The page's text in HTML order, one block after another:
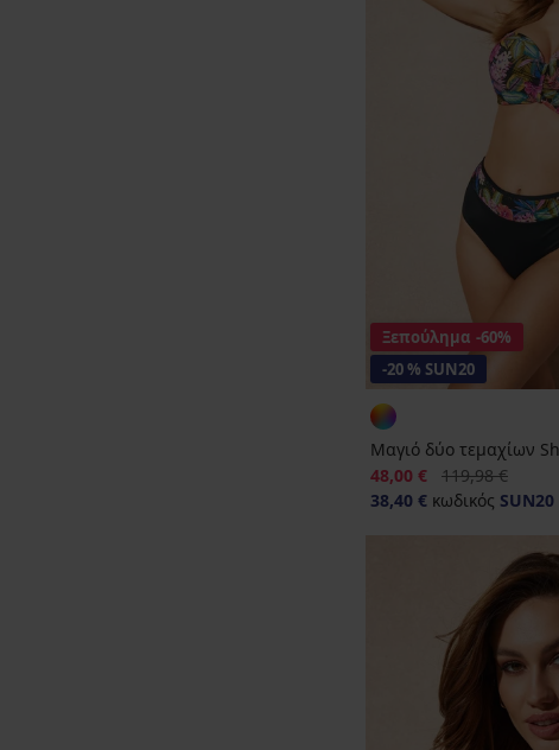
Ξεπούλημα -60%
-20 % SUN20
Μαγιό δύο τεμαχίων
Έκπτωση
48,00 € Αρχική τιμή
119,98 €
38,40 € κωδικός SUN20